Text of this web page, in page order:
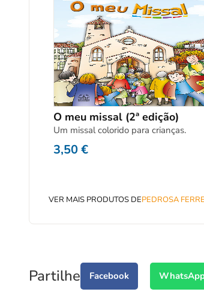
O meu missal (2ª edição)
Um missal colorido para crianças.
3,50€
VER MAIS PRODUTOS DEPEDROSA
Partilhe Facebook